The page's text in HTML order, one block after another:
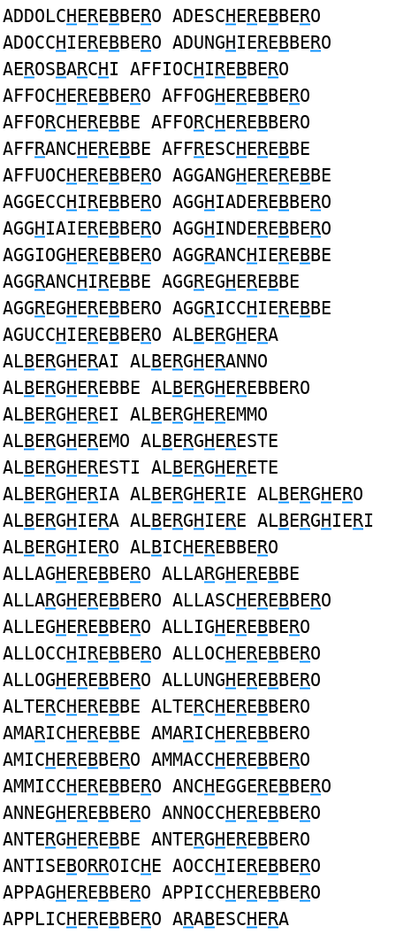
ADDOLCHEREBBERO ADESCHEREBBERO
ADOCCHIEREBBERO ADUNGHIEREBBERO
AEROSBARCHI AFFIOCHIREBBERO
AFFOCHEREBBERO AFFOGHEREBBERO
AFFORCHEREBBE AFFORCHEREBBERO
AFFRANCHEREBBE AFFRESCHEREBBE
AFFUOCHEREBBERO AGGANGHEREREBBE
AGGECCHIREBBERO AGGHIADEREBBERO
AGGHIAIEREBBERO AGGHINDEREBBERO
AGGIOGHEREBBERO AGGRANCHIEREBBE
AGGRANCHIREBBE AGGREGHEREBBE
AGGREGHEREBBERO AGGRICCHIEREBBE
AGUCCHIEREBBERO ALBERGHERA
ALBERGHERAI ALBERGHERANNO
ALBERGHEREBBE ALBERGHEREBBERO
ALBERGHEREI ALBERGHEREMMO
ALBERGHEREMO ALBERGHERESTE
ALBERGHERESTI ALBERGHERETE
ALBERGHERIA ALBERGHERIE ALBERGHERO
ALBERGHIERA ALBERGHIERE ALBERGHIERI
ALBERGHIERO ALBICHEREBBERO
ALLAGHEREBBERO ALLARGHEREBBE
ALLARGHEREBBERO ALLASCHEREBBERO
ALLEGHEREBBERO ALLIGHEREBBERO
ALLOCCHIREBBERO ALLOCHEREBBERO
ALLOGHEREBBERO ALLUNGHEREBBERO
ALTERCHEREBBE ALTERCHEREBBERO
AMARICHEREBBE AMARICHEREBBERO
AMICHEREBBERO AMMACCHEREBBERO
AMMICCHEREBBERO ANCHEGGEREBBERO
ANNEGHEREBBERO ANNOCCHEREBBERO
ANTERGHEREBBE ANTERGHEREBBERO
ANTISEBORROICHE AOCCHIEREBBERO
APPAGHEREBBERO APPICCHEREBBERO
APPLICHEREBBERO ARABESCHERA